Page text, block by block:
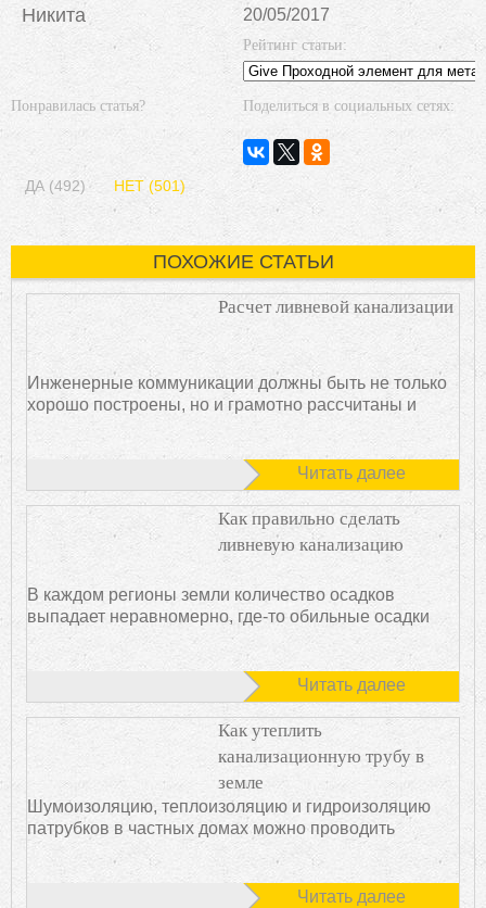
Никита 20/05/2017
Рейтинг статьи:
Понравилась статья?
ДА (492) НЕТ (501)
Поделиться в социальных сетях:
ПОХОЖИЕ СТАТЬИ
Расчет ливневой канализации
Инженерные коммуникации должны быть не только
хорошо построены, но и грамотно рассчитаны и
Читать далее
Как правильно сделать
ливневую канализацию
В каждом регионы земли количество осадков
выпадает неравномерно, где-то обильные осадки
Читать далее
Как утеплить
канализационную трубу в
земле
Шумоизоляцию, теплоизоляцию и гидроизоляцию
патрубков в частных домах можно проводить
Читать далее